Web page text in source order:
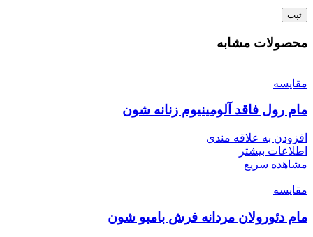
محصولات مشابه
مقایسه
مام رول فاقد آلومینیوم زنانه شون
افزودن به علاقه مندی
اطلاعات بیشتر
مشاهده سریع
مقایسه
مام دئورولان مردانه فرش بامبو شون